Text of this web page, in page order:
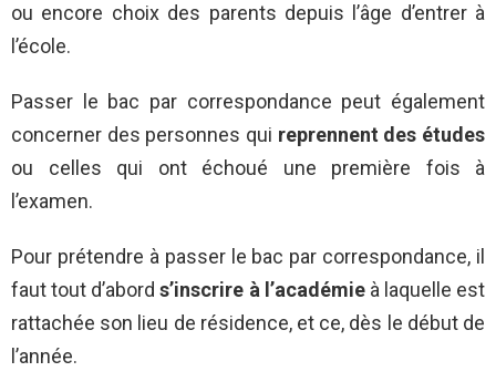
ou encore choix des parents depuis l’âge d’entrer à
l’école.
Passer le bac par correspondance peut également
concerner des personnes qui reprennent des études
ou celles qui ont échoué une première fois à
l’examen.
Pour prétendre à passer le bac par correspondance, il
faut tout d’abords’inscrire à l’académieà laquelle est
rattachée son lieu de résidence, et ce, dès le début de
l’année.